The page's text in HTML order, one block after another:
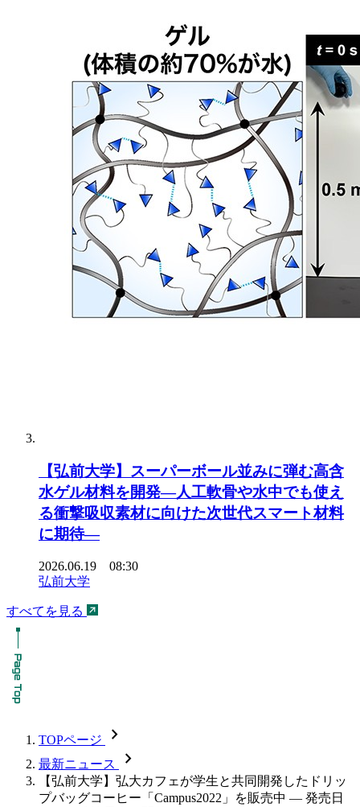
【弘前大学】スーパーボール並みに弾む高含
水ゲル材料を開発―人工軟骨や水中でも使え
る衝撃吸収素材に向けた次世代スマート材料
に期待―
2026.06.19 08:30
弘前大学
すべてを見る
TOPページ chevron_forward
最新ニュース chevron_forward
【弘前大学】弘大カフェが学生と共同開発したドリッ
プバッグコーヒー「Campus2022」を販売中 — 発売日